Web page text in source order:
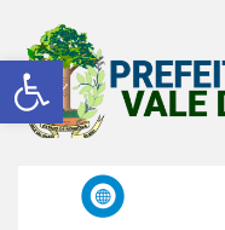
Abrir a barra de ferramentas